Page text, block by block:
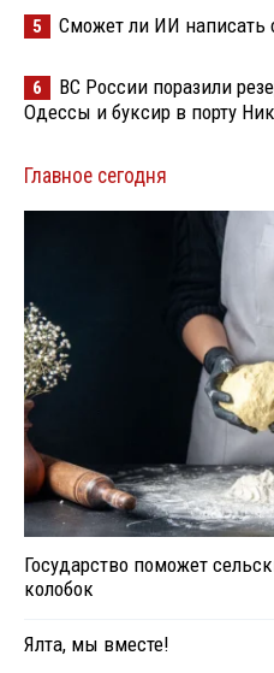
5 Сможет ли ИИ написать
6
ВС России поразили
Одессы и буксир в порту
Главное сегодня
Государство поможет
колобок
Ялта, мы вместе!